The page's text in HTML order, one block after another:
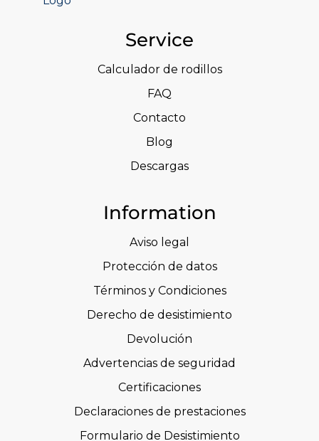
Service
Calculador de rodillos
FAQ
Contacto
Blog
Descargas
Information
Aviso legal
Protección de datos
Términos y Condiciones
Derecho de desistimiento
Devolución
Advertencias de seguridad
Certificaciones
Declaraciones de prestaciones
Formulario de Desistimiento